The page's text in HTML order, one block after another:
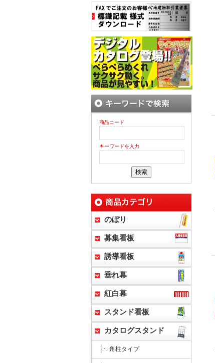
商品コード
キーワードを入力
のぼり
募集看板
誘導看板
垂れ幕
紅白幕
スタンド看板
カタログスタンド
角柱タイプ